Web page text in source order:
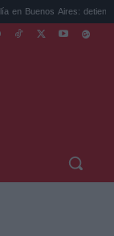
detiene el tráfico y se s...